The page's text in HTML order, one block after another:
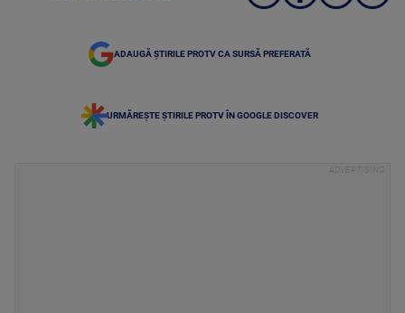
ADAUGĂ ȘTIRILE PROTV CA SURSĂ PREFERATĂ
URMĂREȘTE ȘTIRILE PROTV ÎN GOOGLE DISCOVER